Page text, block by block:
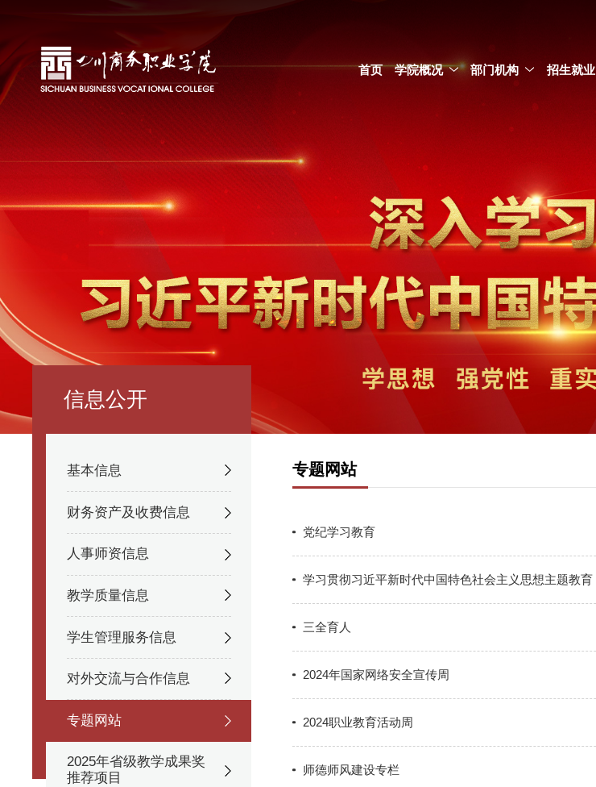
首页 学院概况 部门机构 招生就业
信息公开
基本信息
财务资产及收费信息
人事师资信息
教学质量信息
学生管理服务信息
对外交流与合作信息
专题网站
2025年省级教学成果奖
推荐项目
专题网站
党纪学习教育
学习贯彻习近平新时代中国特色社会主义思想主题教育
三全育人
2024年国家网络安全宣传周
2024职业教育活动周
师德师风建设专栏